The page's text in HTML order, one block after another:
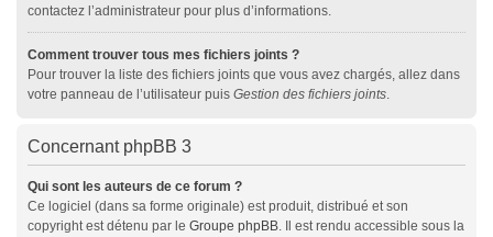
contactez l’administrateur pour plus d’informations.
Comment trouver tous mes fichiers joints ?
Pour trouver la liste des fichiers joints que vous avez chargés, allez dans
votre panneau de l’utilisateur puis Gestion des fichiers joints.
Concernant phpBB 3
Qui sont les auteurs de ce forum ?
Ce logiciel (dans sa forme originale) est produit, distribué et son
copyright est détenu par le Groupe phpBB. Il est rendu accessible sous la